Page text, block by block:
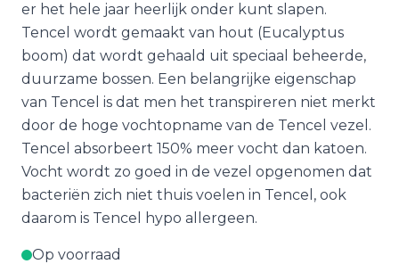
er het hele jaar heerlijk onder kunt slapen.
Tencel wordt gemaakt van hout (Eucalyptus
boom) dat wordt gehaald uit speciaal beheerde,
duurzame bossen. Een belangrijke eigenschap
van Tencel is dat men het transpireren niet merkt
door de hoge vochtopname van de Tencel vezel.
Tencel absorbeert 150% meer vocht dan katoen.
Vocht wordt zo goed in de vezel opgenomen dat
bacteriën zich niet thuis voelen in Tencel, ook
daarom is Tencel hypo allergeen.
Op voorraad